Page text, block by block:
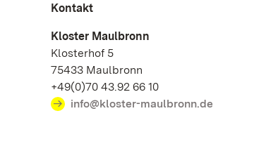
Kontakt
Kloster Maulbronn
Klosterhof 5
75433 Maulbronn
+49(0)70 43.92 66 10
info@kloster-maulbronn.de